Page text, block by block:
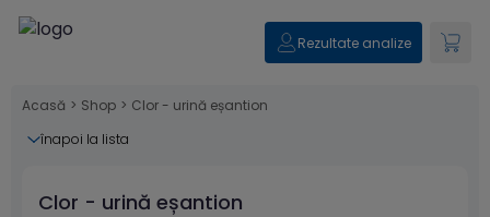
Rezultate analize
Acasă > Shop > Clor - urină eșantion
înapoi la lista
Clor - urină eșantion